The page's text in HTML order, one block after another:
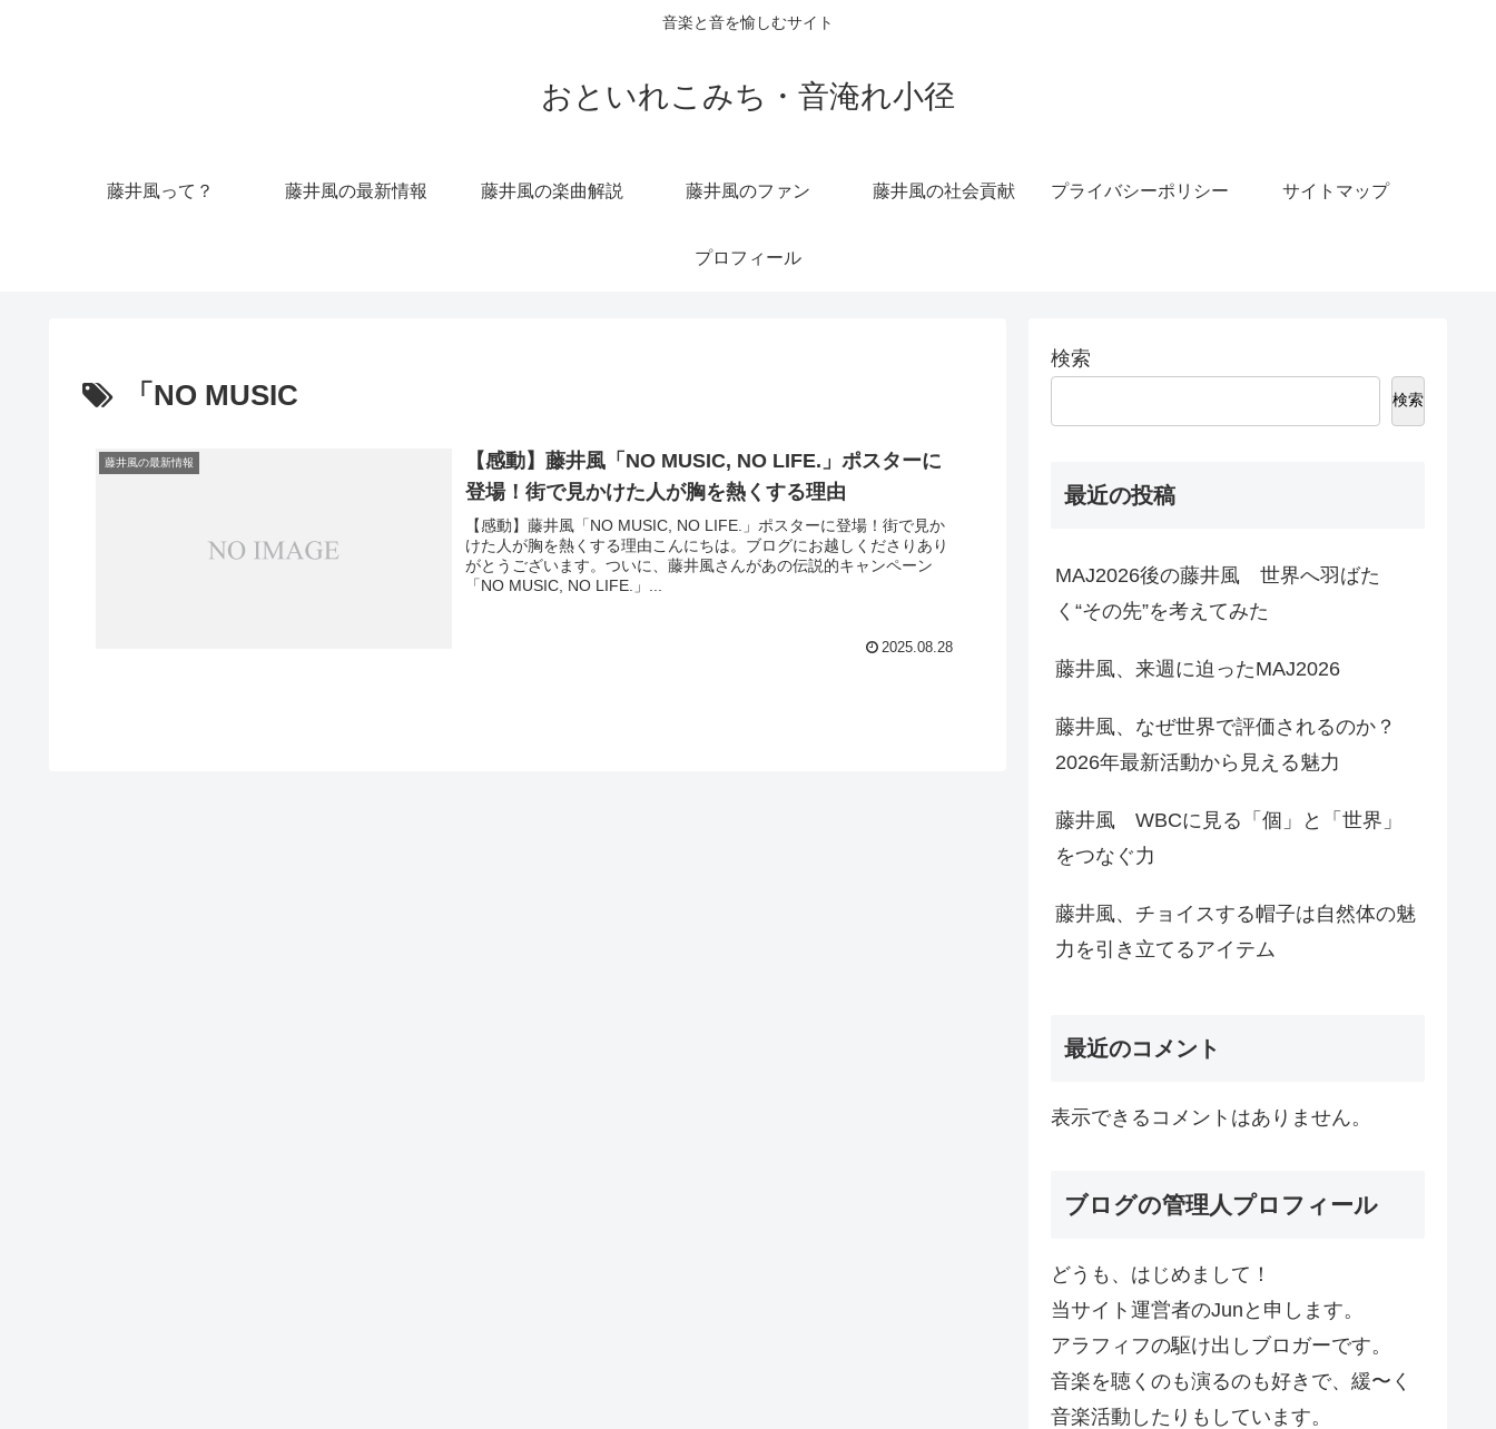
音楽と音を愉しむサイト
おといれこみち・音淹れ小径
藤井風って？ 藤井風の最新情報 藤井風の楽曲解説 藤井風のファン 藤井風の社会貢献 プライバシーポリシー サイトマップ
プロフィール
「NO MUSIC
藤井風の最新情報
【感動】藤井風「NO MUSIC, NO LIFE.」ポスターに
登場！街で見かけた人が胸を熱くする理由
【感動】藤井風「NO MUSIC, NO LIFE.」ポスターに登場！街で見か
けた人が胸を熱くする理由こんにちは。ブログにお越しくださりあり
がとうございます。ついに、藤井風さんがあの伝説的キャンペーン
「NO MUSIC, NO LIFE.」...
2025.08.28
検索
検索
最近の投稿
MAJ2026後の藤井風 世界へ羽ばた
く“その先”を考えてみた
藤井風、来週に迫ったMAJ2026
藤井風、なぜ世界で評価されるのか？
2026年最新活動から見える魅力
藤井風 WBCに見る「個」と「世界」
をつなぐ力
藤井風、チョイスする帽子は自然体の魅
力を引き立てるアイテム
最近のコメント
表示できるコメントはありません。
ブログの管理人プロフィール
どうも、はじめまして！
当サイト運営者のJunと申します。
アラフィフの駆け出しブロガーです。
音楽を聴くのも演るのも好きで、緩〜く
音楽活動したりもしています。